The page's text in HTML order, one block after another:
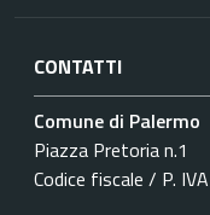
CONTATTI
Comune di Palermo
Piazza Pretoria n.1
Codice fiscale / P.